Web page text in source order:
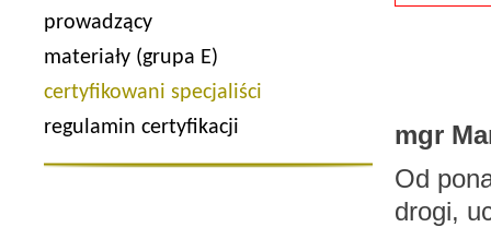
prowadzący
materiały (grupa E)
certyfikowani specjaliści
regulamin certyfikacji
mgr
Od
drogi,